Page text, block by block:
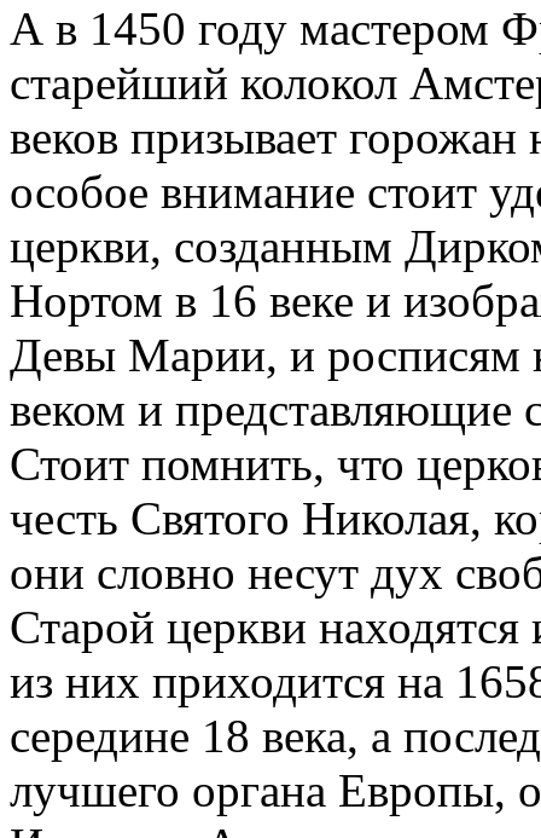
А в 1450 году мастером
старейший колокол
веков призывает
особое внимание стоит
церкви, созданным
Нортом в 16 веке и
Девы Марии, и росписям
веком и представляющие
Стоит помнить, что
честь Святого Николая,
они словно несут дух
Старой церкви
из них приходится на
середине 18 века, а
лучшего органа Европы,